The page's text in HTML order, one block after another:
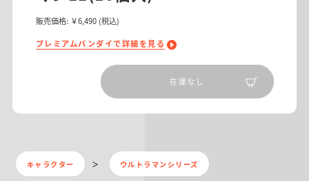
販売価格: ￥6,490 (税込)
プレミアムバンダイで詳細を見る
在庫なし
キャラクター ウルトラマンシリーズ